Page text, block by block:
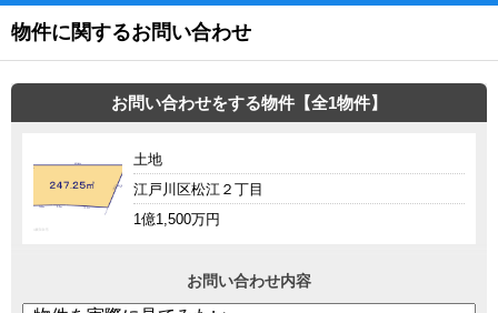
物件に関するお問い合わせ
お問い合わせをする物件【全1物件】
土地
江戸川区松江２丁目
1億1,500万円
お問い合わせ内容